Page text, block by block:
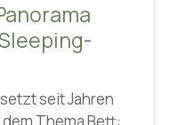
seit Jahren
Thema Bett: